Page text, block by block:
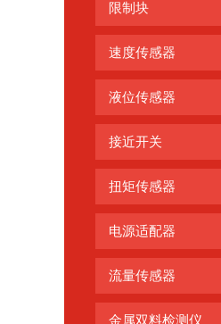
限制块
速度传感器
液位传感器
接近开关
扭矩传感器
电源适配器
流量传感器
金属双料检测仪